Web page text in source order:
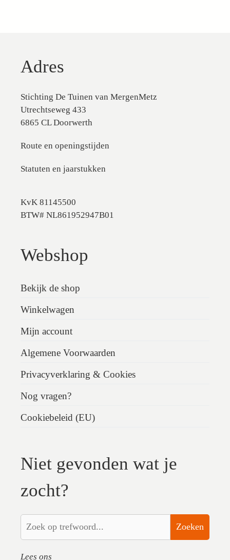
Adres
Stichting De Tuinen van MergenMetz
Utrechtseweg 433
6865 CL Doorwerth
Route en openingstijden
Statuten en jaarstukken
KvK 81145500
BTW# NL861952947B01
Webshop
Bekijk de shop
Winkelwagen
Mijn account
Algemene Voorwaarden
Privacyverklaring & Cookies
Nog vragen?
Cookiebeleid (EU)
Niet gevonden wat je
zocht?
Zoeken
Lees ons